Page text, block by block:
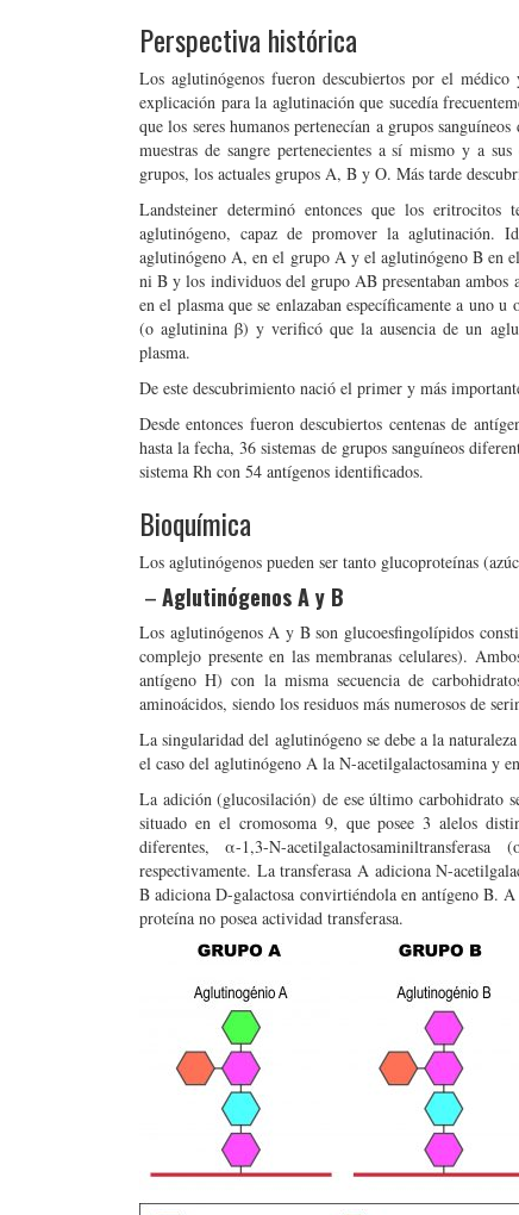
Perspectiva histórica
Los aglutinógenos fueron descubiertos por el
explicación para la aglutinación que sucedía
que los seres humanos pertenecían a grupos
muestras de sangre pertenecientes a sí mismo y a
grupos, los actuales grupos A, B y O. Más tarde
Landsteiner determinó entonces que los
aglutinógeno, capaz de promover la aglutinación.
aglutinógeno A, en el grupo A y el aglutinógeno B en
ni B y los individuos del grupo AB presentaban ambos
en el plasma que se enlazaban específicamente a
(o aglutinina β) y verificó que la ausencia de un
plasma.
De este descubrimiento nació el primer y más
Desde entonces fueron descubiertos centenas de
hasta la fecha, 36 sistemas de grupos sanguíneos
sistema Rh con 54 antígenos identificados.
Bioquímica
Los aglutinógenos pueden ser tanto glucoproteínas
–Aglutinógenos A y B
Los aglutinógenos A y B son glucoesfingolípidos
complejo presente en las membranas celulares).
antígeno H) con la misma secuencia de
aminoácidos, siendo los residuos más numerosos de
La singularidad del aglutinógeno se debe a la
el caso del aglutinógeno A la N-acetilgalactosamina y
La adición (glucosilación) de ese último carbohidrato
situado en el cromosoma 9, que posee 3 alelos
diferentes, α-1,3-N-
respectivamente. La transferasa A adiciona N-
B adiciona D-galactosa convirtiéndola en antígeno B.
proteína no posea actividad transferasa.